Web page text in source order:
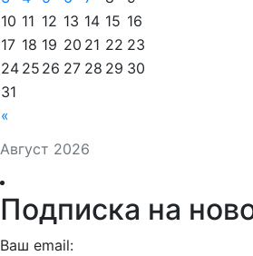
Август 2026
«
10 11 12 13 14 15 16
17 18 19 20 21 22 23
24 25 26 27 28 29 30
31
Подписка на
Ваш email: